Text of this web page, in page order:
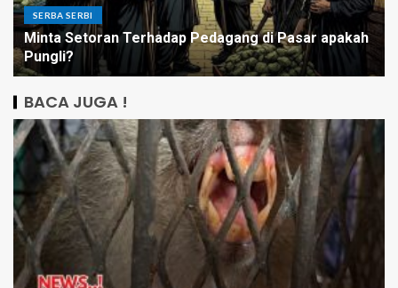
SERBA SERBI
Minta Setoran Terhadap Pedagang di Pasar apakah
Pungli?
BACA JUGA !